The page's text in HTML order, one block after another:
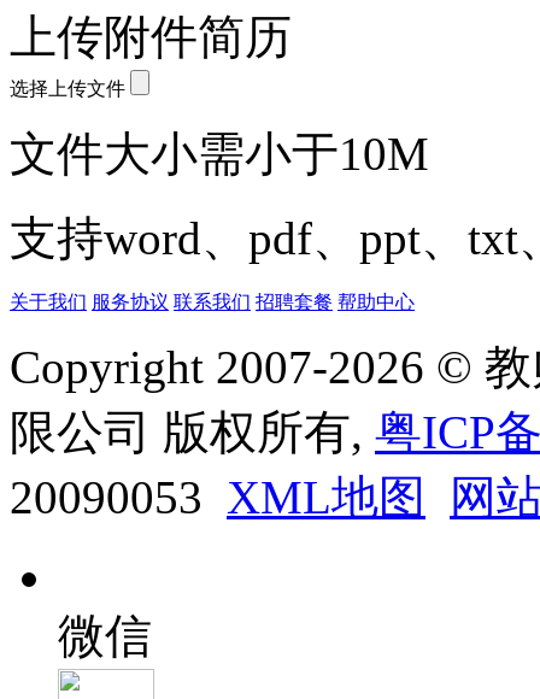
上传附件简历
选择上传文件
文件大小需小于10M
支持word、pdf、ppt、txt
关于我们 服务协议 联系我们 招聘套餐 帮助中心
Copyright 2007-2026 ©
限公司 版权所有, 粤ICP
20090053 XML地图 网
微信